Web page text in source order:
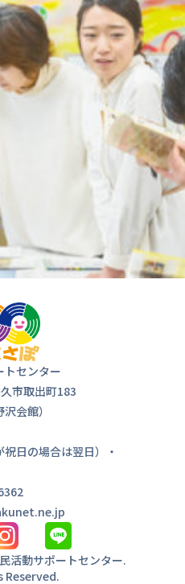
トセンター
市取出町183
会館）
日の場合は翌日）・
活動サポートセンター.
Reserved.